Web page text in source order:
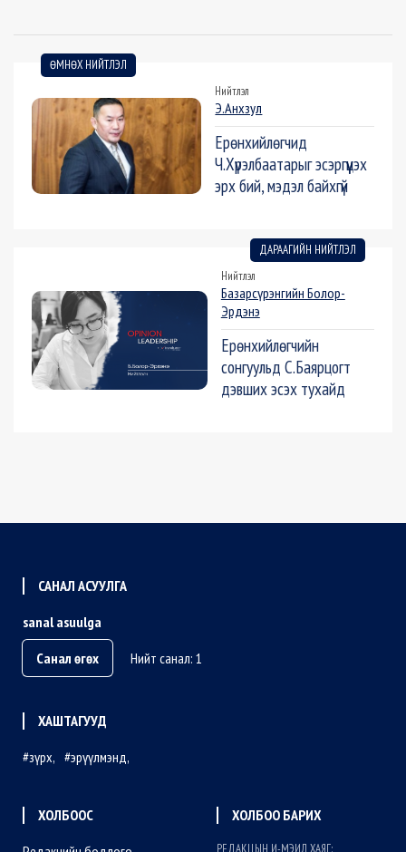
ӨМНӨХ НИЙТЛЭЛ
Нийтлэл
Э.Анхзул
Ерөнхийлөгчид
Ч.Хүрэлбаатарыг эсэргүүцэх
эрх бий, мэдэл байхгүй
ДАРААГИЙН НИЙТЛЭЛ
Нийтлэл
Базарсүрэнгийн Болор-
Эрдэнэ
Ерөнхийлөгчийн
сонгуульд С.Баярцогт
дэвших эсэх тухайд
САНАЛ АСУУЛГА
sanal asuulga
Санал өгөх
Нийт санал: 1
ХАШТАГУУД
зүрх
эрүүлмэнд
ХОЛБООС
ХОЛБОО БАРИХ